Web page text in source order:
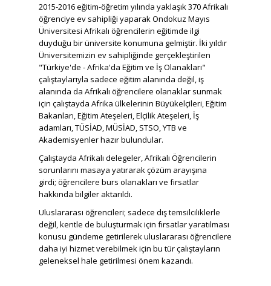
2015-2016 eğitim-öğretim yılında yaklaşık 370 Afrikalı
öğrenciye ev sahipliği yaparak Ondokuz Mayıs
Üniversitesi Afrikalı öğrencilerin eğitimde ilgi
duyduğu bir üniversite konumuna gelmiştir. İki yıldır
Üniversitemizin ev sahipliğinde gerçekleştirilen
"Türkiye'de - Afrika'da Eğitim ve İş Olanakları"
çalıştaylarıyla sadece eğitim alanında değil, iş
alanında da Afrikalı öğrencilere olanaklar sunmak
için çalıştayda Afrika ülkelerinin Büyükelçileri, Eğitim
Bakanları, Eğitim Ateşeleri, Elçilik Ateşeleri, İş
adamları, TÜSİAD, MÜSİAD, STSO, YTB ve
Akademisyenler hazır bulundular.
Çalıştayda Afrikalı delegeler, Afrikalı Öğrencilerin
sorunlarını masaya yatırarak çözüm arayışına
girdi; öğrencilere burs olanakları ve fırsatlar
hakkında bilgiler aktarıldı.
Uluslararası öğrencileri; sadece dış temsilciliklerle
değil, kentle de buluşturmak için fırsatlar yaratılması
konusu gündeme getirilerek uluslararası öğrencilere
daha iyi hizmet verebilmek için bu tür çalıştayların
geleneksel hale getirilmesi önem kazandı.